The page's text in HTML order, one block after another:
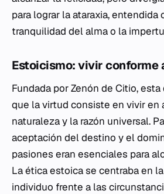
para lograr laataraxia, entendida
tranquilidad del alma o la
Estoicismo: vivir conforme
Fundada por Zenón de Citio,
que la virtud consiste en vivir en
naturaleza y la razón universal.
aceptación del destino y el
pasiones eran esenciales para
La ética estoica se centraba en
individuo frente a las